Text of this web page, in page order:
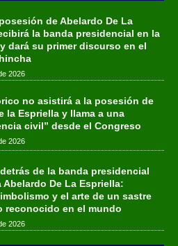
de Abelardo De La
la banda presidencial en la
dará su primer discurso en el
2026
no asistirá a la posesión de
la Espriella y llama a una
civil” desde el Congreso
2026
de la banda presidencial
Abelardo De La Espriella:
y el arte de un sastre
reconocido en el mundo
2026